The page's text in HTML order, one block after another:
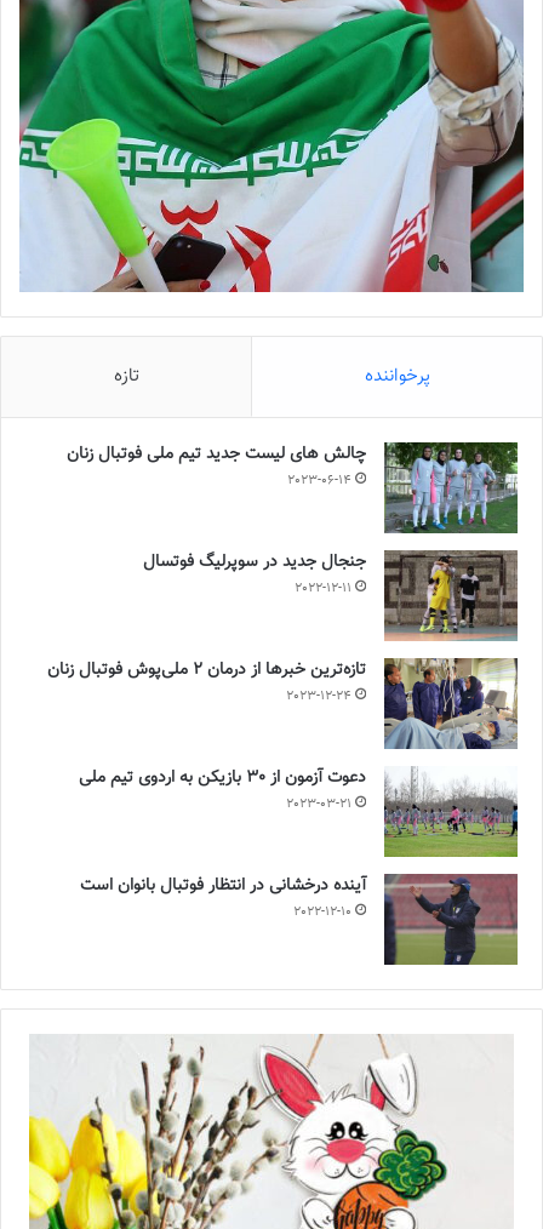
پرخواننده تازه
چالش هاى ليست جدید تيم ملى فوتبال زنان
2023-06-14
جنجال جدید در سوپرلیگ فوتسال
2022-12-11
تازه‌ترین خبرها از درمان ۲ ملی‌پوش فوتبال زنان
2023-12-24
دعوت آزمون از 30 بازیکن به اردوی تیم ملی
2023-03-21
آینده درخشانی در انتظار فوتبال بانوان است
2022-12-10